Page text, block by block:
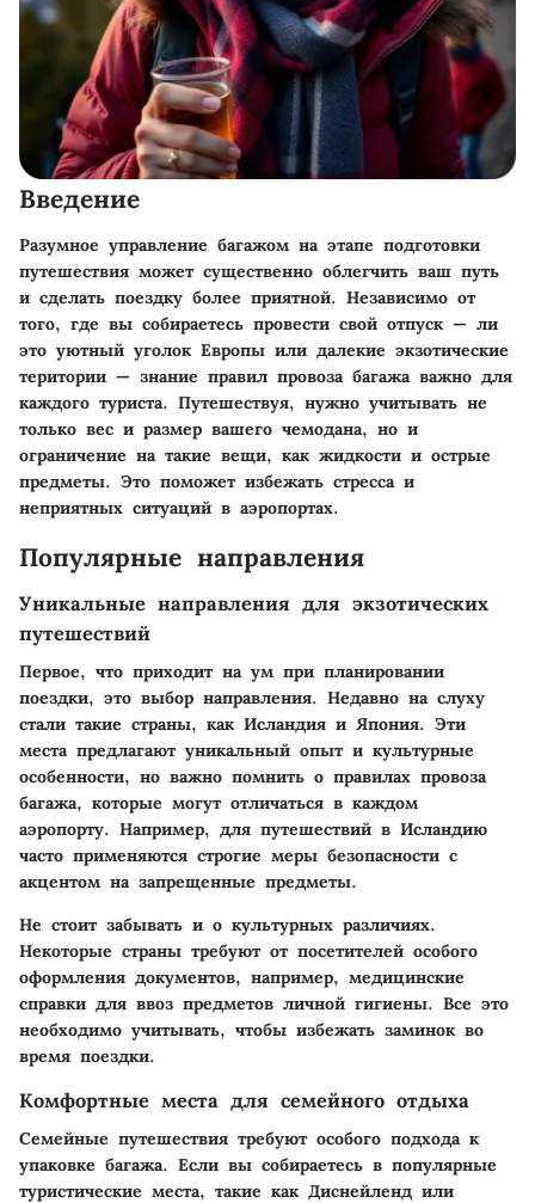
Введение
Разумное управление багажом на этапе подготовки
путешествия может существенно облегчить ваш путь
и сделать поездку более приятной. Независимо от
того, где вы собираетесь провести свой отпуск — ли
это уютный уголок Европы или далекие экзотические
територии — знание правил провоза багажа важно для
каждого туриста. Путешествуя, нужно учитывать не
только вес и размер вашего чемодана, но и
ограничение на такие вещи, как жидкости и острые
предметы. Это поможет избежать стресса и
неприятных ситуаций в аэропортах.
Популярные направления
Уникальные направления для экзотических
путешествий
Первое, что приходит на ум при планировании
поездки, это выбор направления. Недавно на слуху
стали такие страны, как Исландия и Япония. Эти
места предлагают уникальный опыт и культурные
особенности, но важно помнить о правилах провоза
багажа, которые могут отличаться в каждом
аэропорту. Например, для путешествий в Исландию
часто применяются строгие меры безопасности с
акцентом на запрещенные предметы.
Не стоит забывать и о культурных различиях.
Некоторые страны требуют от посетителей особого
оформления документов, например, медицинские
справки для ввоз предметов личной гигиены. Все это
необходимо учитывать, чтобы избежать заминок во
время поездки.
Комфортные места для семейного отдыха
Семейные путешествия требуют особого подхода к
упаковке багажа. Если вы собираетесь в популярные
туристические места, такие как Диснейленд или